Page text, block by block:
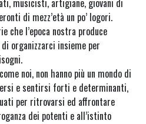
musicisti, artigiane, giovani di
di mezz’età un po’ logori.
che l’epoca nostra produce
organizzarci insieme per
noi, non hanno più un mondo di
e sentirsi forti e determinanti,
per ritrovarsi ed affrontare
dei potenti e all’istinto